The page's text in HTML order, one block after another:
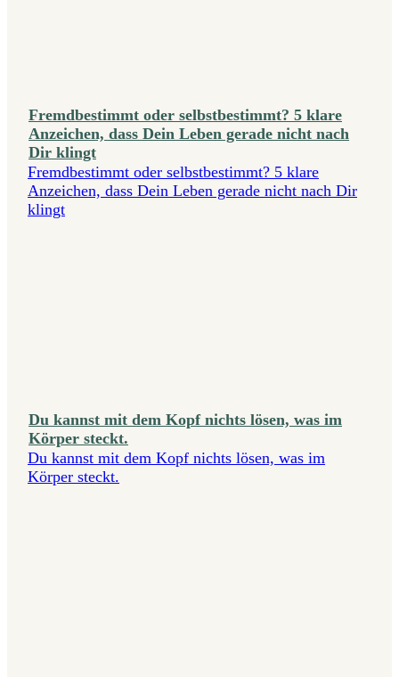
Fremdbestimmt oder selbstbestimmt? 5 klare
Anzeichen, dass Dein Leben gerade nicht nach
Dir klingt
Fremdbestimmt oder selbstbestimmt? 5 klare
Anzeichen, dass Dein Leben gerade nicht nach Dir
klingt
Du kannst mit dem Kopf nichts lösen, was im
Körper steckt.
Du kannst mit dem Kopf nichts lösen, was im
Körper steckt.